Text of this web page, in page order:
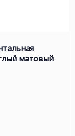
матовый